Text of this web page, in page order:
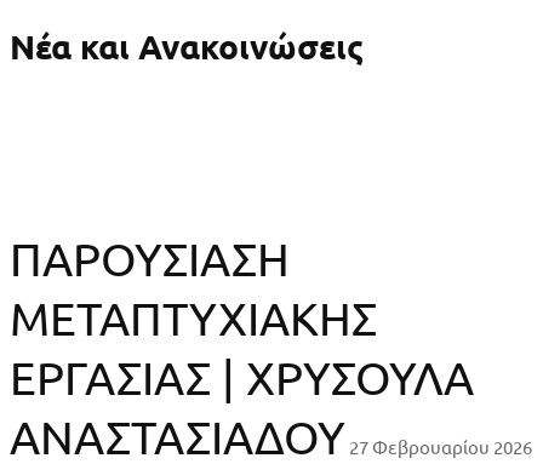
Νέα και Ανακοινώσεις
ΠΑΡΟΥΣΙΑΣΗ
ΜΕΤΑΠΤΥΧΙΑΚΗΣ
ΕΡΓΑΣΙΑΣ | ΧΡΥΣΟΥΛΑ
ΑΝΑΣΤΑΣΙΑΔΟΥ 27 Φεβρουαρίου 2026